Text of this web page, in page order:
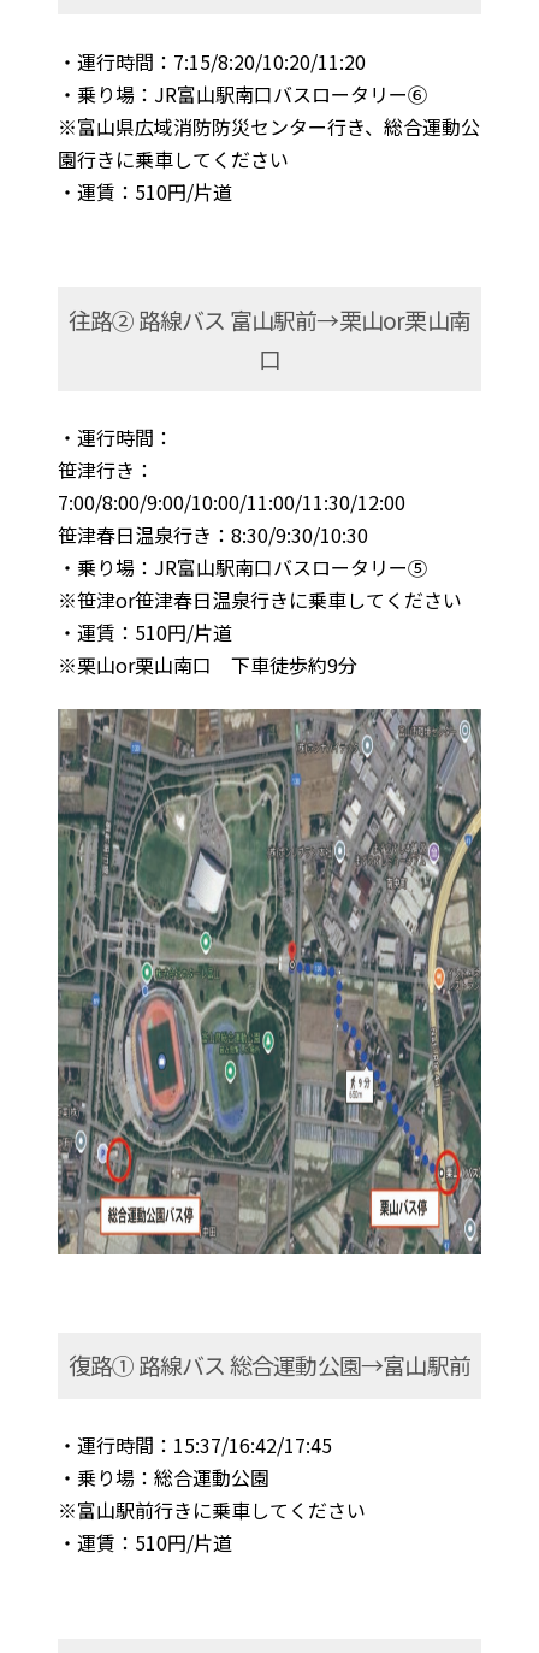
・運行時間：7:15/8:20/10:20/11:20
・乗り場：JR富山駅南口バスロータリー⑥
※富山県広域消防防災センター行き、総合運動公
園行きに乗車してください
・運賃：510円/片道
往路② 路線バス 富山駅前→栗山or栗山南
口
・運行時間：
笹津行き：
7:00/8:00/9:00/10:00/11:00/11:30/12:00
笹津春日温泉行き：8:30/9:30/10:30
・乗り場：JR富山駅南口バスロータリー⑤
※笹津or笹津春日温泉行きに乗車してください
・運賃：510円/片道
※栗山or栗山南口 下車徒歩約9分
復路① 路線バス 総合運動公園→富山駅前
・運行時間：15:37/16:42/17:45
・乗り場：総合運動公園
※富山駅前行きに乗車してください
・運賃：510円/片道